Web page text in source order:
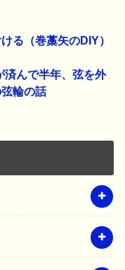
る（巻藁矢のDIY）
済んで半年、弦を外
輪の話